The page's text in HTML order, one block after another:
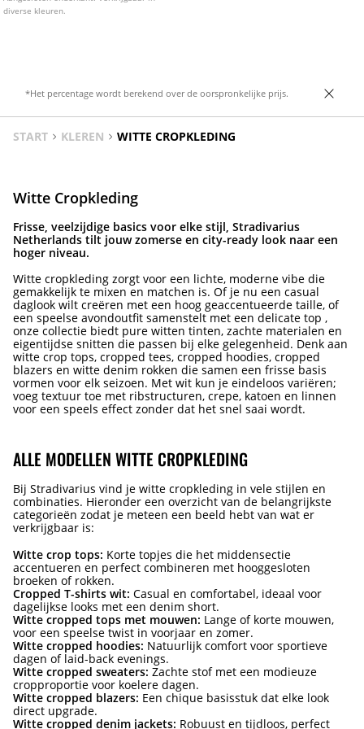
diverse kleuren.
*Het percentage wordt berekend over de oorspronkelijke prijs.
START KLEREN WITTE CROPKLEDING
Witte Cropkleding
Frisse, veelzijdige basics voor elke stijl, Stradivarius
Netherlands tilt jouw zomerse en city-ready look naar een
hoger niveau.
Witte cropkleding zorgt voor een lichte, moderne vibe die
gemakkelijk te mixen en matchen is. Of je nu een casual
daglook wilt creëren met een hoog geaccentueerde taille, of
een speelse avondoutfit samenstelt met een delicate top ,
onze collectie biedt pure witten tinten, zachte materialen en
eigentijdse snitten die passen bij elke gelegenheid. Denk aan
witte crop tops, cropped tees, cropped hoodies, cropped
blazers en witte denim rokken die samen een frisse basis
vormen voor elk seizoen. Met wit kun je eindeloos variëren;
voeg textuur toe met ribstructuren, crepe, katoen en linnen
voor een speels effect zonder dat het snel saai wordt.
ALLE MODELLEN WITTE CROPKLEDING
Bij Stradivarius vind je witte cropkleding in vele stijlen en
combinaties. Hieronder een overzicht van de belangrijkste
categorieën zodat je meteen een beeld hebt van wat er
verkrijgbaar is:
Witte crop tops: Korte topjes die het middensectie
accentueren en perfect combineren met hooggesloten
broeken of rokken.
Cropped T-shirts wit: Casual en comfortabel, ideaal voor
dagelijkse looks met een denim short.
Witte cropped tops met mouwen: Lange of korte mouwen,
voor een speelse twist in voorjaar en zomer.
Witte cropped hoodies: Natuurlijk comfort voor sportieve
dagen of laid-back evenings.
Witte cropped sweaters: Zachte stof met een modieuze
cropproportie voor koelere dagen.
Witte cropped blazers: Een chique basisstuk dat elke look
direct upgrade.
Witte cropped denim jackets: Robuust en tijdloos, perfect